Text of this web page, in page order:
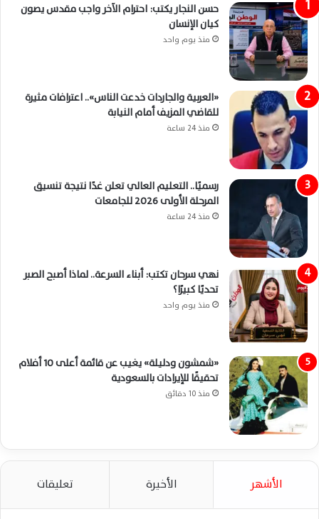
حسن النجار يكتب: احترام الآخر واجب مقدس يصون
كيان الإنسان
منذ يوم واحد
«العربية والجاردات خدعت الناس».. اعترافات مثيرة
للقاضي المزيف أمام النيابة
منذ 24 ساعة
رسميًا.. التعليم العالي تعلن غدًا نتيجة تنسيق
المرحلة الأولى 2026 للجامعات
منذ 24 ساعة
نهي سرحان تكتب: أبناء السرعة.. لماذا أصبح الصبر
تحديًا كبيرًا؟
منذ يوم واحد
«شمشون ودليلة» يغيب عن قائمة أعلى 10 أفلام
تحقيقًا للإيرادات بالسعودية
منذ 10 دقائق
الأشهر الأخيرة تعليقات